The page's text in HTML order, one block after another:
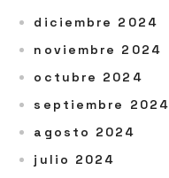
diciembre 2024
noviembre 2024
octubre 2024
septiembre 2024
agosto 2024
julio 2024